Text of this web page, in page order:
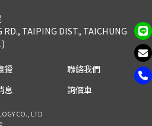
RD., TAIPING DIST., TAICHUNG
鐙
息
聯絡我們
詢價車
CO., LTD